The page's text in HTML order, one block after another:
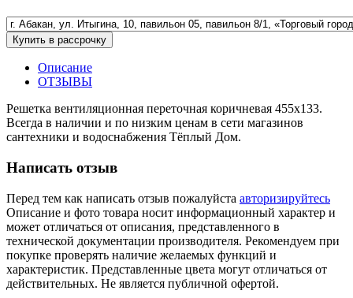
Оплата и доставка
Сервис-центр
Условия возврата товара
Обмен и возврат товара
Вакансии
Купить в рассрочку
Описание
ОТЗЫВЫ
Решетка вентиляционная переточная коричневая 455х133.
Всегда в наличии и по низким ценам в сети магазинов
сантехники и водоснабжения Тёплый Дом.
Написать отзыв
Перед тем как написать отзыв пожалуйста авторизируйтесь
Описание и фото товара носит информационный характер и
может отличаться от описания, представленного в
технической документации производителя. Рекомендуем при
покупке проверять наличие желаемых функций и
характеристик. Представленные цвета могут отличаться от
действительных. Не является публичной офертой.